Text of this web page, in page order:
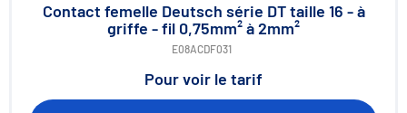
Contact femelle Deutsch série DT taille 16 - à
griffe - fil 0,75mm² à 2mm²
E08ACDF031
Pour voir le tarif